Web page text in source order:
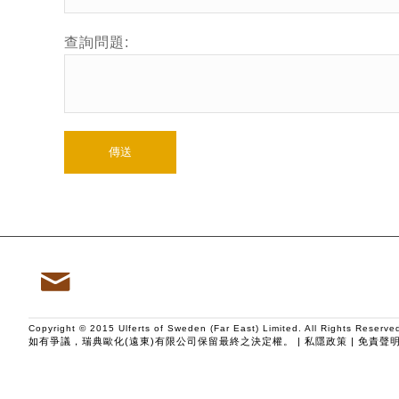
查詢問題:

Copyright © 2015 Ulferts of Sweden (Far East) Limited. All Rights
如有爭議，瑞典歐化(遠東)有限公司保留最終之決定權。 | 私隱政策 | 免責聲明